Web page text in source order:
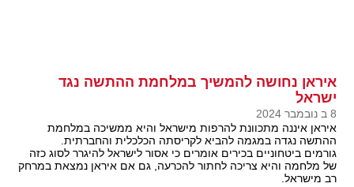
איראן נחושה להמשיך במלחמת ההתשה נגד
ישראל
8 ב נובמבר 2024
איראן איננה מתכוונת להרפות מישראל והיא ממשיכה במלחמת
ההתשה נגדה במגמה להביא לקריסתה הכלכלית והחברתית.
גורמים ביטחוניים בכירים אומרים כי אסור לישראל להיגרר לסוג כזה
של מלחמה והיא צריכה לחתור להכרעה, גם אם איראן נמצאת במרחק
רב מישראל.